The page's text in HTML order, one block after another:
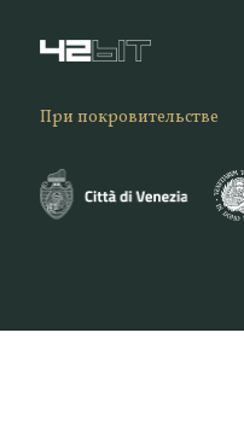
При покровительстве